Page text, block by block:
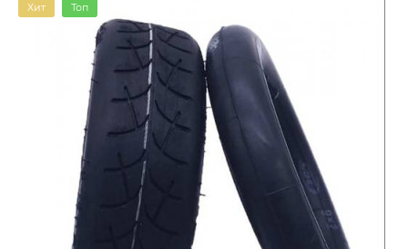
Хит Топ